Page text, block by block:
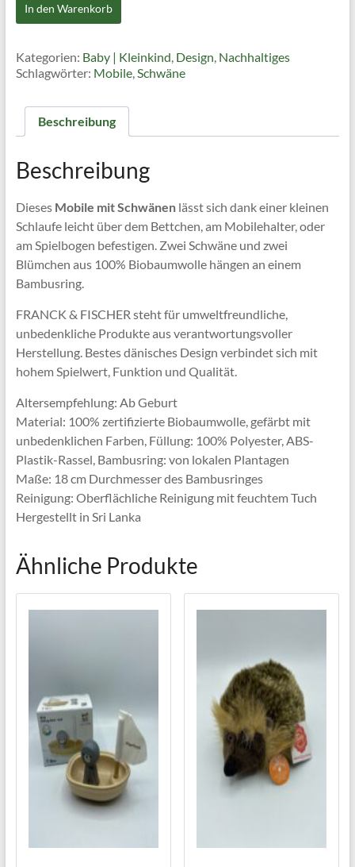
mit
In den Warenkorb
Kategorien: Baby | Kleinkind Design Nachhaltiges
Schlagwörter: Mobile, Schwäne
Beschreibung
Beschreibung
Dieses Mobile mit Schwänenlässt sich dank einer kleinen
Schlaufe leicht über dem Bettchen, am Mobilehalter, oder
am Spielbogen befestigen. Zwei Schwäne und zwei
Blümchen aus 100% Biobaumwolle hängen an einem
Bambusring.
FRANCK & FISCHER steht für umweltfreundliche,
unbedenkliche Produkte aus verantwortungsvoller
Herstellung. Bestes dänisches Design verbindet sich mit
hohem Spielwert, Funktion und Qualität.
Altersempfehlung: Ab Geburt
Material: 100% zertifizierte Biobaumwolle, gefärbt mit
unbedenklichen Farben, Füllung: 100% Polyester, ABS-
Plastik-Rassel, Bambusring: von lokalen Plantagen
Maße: 18 cm Durchmesser des Bambusringes
Reinigung: Oberflächliche Reinigung mit feuchtem Tuch
Hergestellt in Sri Lanka
Ähnliche Produkte